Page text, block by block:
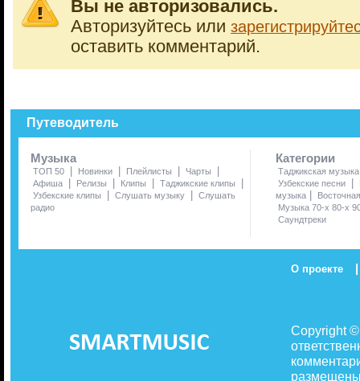
Вы не авторизовались.
Авторизуйтесь или
оставить комментарий.
Путеводитель
Музыка
ТОП 50 Новинки Плейлисты Чарты
Афиша Релизы Клипы Таджикские клипы
Узбекские клипы Слушать музыку
Слушать
радио
Категории
Таджикская музыка
Узбекские песни
музыка
Музыка 70-х 80-х
Саундтреки
О проекте |
Copyright
размещены